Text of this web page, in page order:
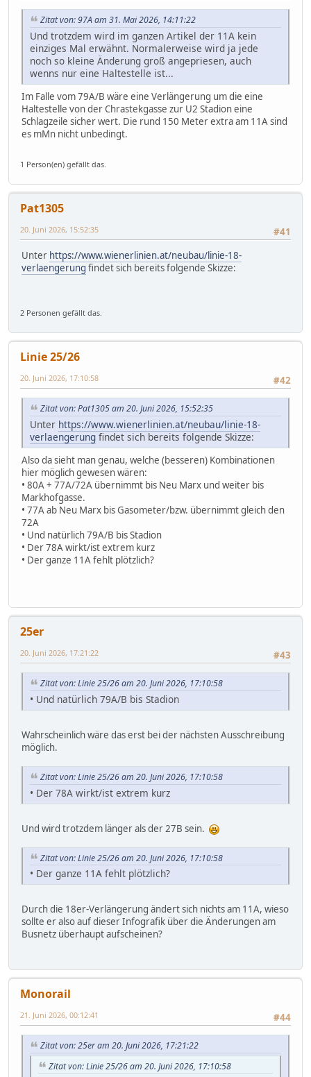
Zitat von: 97A am 31. Mai 2026, 14:11:22
Und trotzdem wird im ganzen Artikel der 11A kein
einziges Mal erwähnt. Normalerweise wird ja jede
noch so kleine Änderung groß angepriesen, auch
wenns nur eine Haltestelle ist...
Im Falle vom 79A/B wäre eine Verlängerung um die eine
Haltestelle von der Chrastekgasse zur U2 Stadion eine
Schlagzeile sicher wert. Die rund 150 Meter extra am 11A sind
es mMn nicht unbedingt.
1 Person(en) gefällt das.
Pat1305
#41
20. Juni 2026, 15:52:35
Unter https://www.wienerlinien.at/neubau/linie-18-
verlaengerung findet sich bereits folgende Skizze:
2 Personen gefällt das.
Linie 25/26
#42
20. Juni 2026, 17:10:58
Zitat von: Pat1305 am 20. Juni 2026, 15:52:35
Unter https://www.wienerlinien.at/neubau/linie-18-
verlaengerung findet sich bereits folgende Skizze:
Also da sieht man genau, welche (besseren) Kombinationen
hier möglich gewesen wären:
• 80A + 77A/72A übernimmt bis Neu Marx und weiter bis
Markhofgasse.
• 77A ab Neu Marx bis Gasometer/bzw. übernimmt gleich den
72A
• Und natürlich 79A/B bis Stadion
• Der 78A wirkt/ist extrem kurz
• Der ganze 11A fehlt plötzlich?
25er
#43
20. Juni 2026, 17:21:22
Zitat von: Linie 25/26 am 20. Juni 2026, 17:10:58
• Und natürlich 79A/B bis Stadion
Wahrscheinlich wäre das erst bei der nächsten Ausschreibung
möglich.
Zitat von: Linie 25/26 am 20. Juni 2026, 17:10:58
• Der 78A wirkt/ist extrem kurz
Und wird trotzdem länger als der 27B sein.
Zitat von: Linie 25/26 am 20. Juni 2026, 17:10:58
• Der ganze 11A fehlt plötzlich?
Durch die 18er-Verlängerung ändert sich nichts am 11A, wieso
sollte er also auf dieser Infografik über die Änderungen am
Busnetz überhaupt aufscheinen?
Monorail
#44
21. Juni 2026, 00:12:41
Zitat von: 25er am 20. Juni 2026, 17:21:22
Zitat von: Linie 25/26 am 20. Juni 2026, 17:10:58